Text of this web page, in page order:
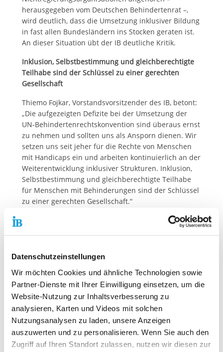
Datenschutzeinstellungen
Wir möchten Cookies und ähnliche Technologien sowie
Partner-Dienste mit Ihrer Einwilligung einsetzen, um die
Website-Nutzung zur Inhaltsverbesserung zu
analysieren, Karten und Videos mit solchen
Nutzungsanalysen zu laden, unsere Anzeigen
auszuwerten und zu personalisieren. Wenn Sie auch den
Zugriff auf Ihren Standort zulassen, nutzen wir diesen zur
herausgegeben vom Deutschen Behindertenrat –,
wird deutlich, dass die Umsetzung inklusiver Bildung
in fast allen Bundesländern ins Stocken geraten ist.
An dieser Situation übt der IB deutliche Kritik.
Inklusion, Selbstbestimmung und gleichberechtigte
Teilhabe sind der Schlüssel zu einer gerechten
Gesellschaft
Thiemo Fojkar, Vorstandsvorsitzender des IB, betont:
„Die aufgezeigten Defizite bei der Umsetzung der
UN-Behindertenrechtskonvention sind überaus ernst
zu nehmen und sollten uns als Ansporn dienen. Wir
setzen uns seit jeher für die Rechte von Menschen
mit Handicaps ein und arbeiten kontinuierlich an der
Weiterentwicklung inklusiver Strukturen. Inklusion,
Selbstbestimmung und gleichberechtigte Teilhabe
für Menschen mit Behinderungen sind der Schlüssel
zu einer gerechten Gesellschaft.“
Das Deutsche Institut für Menschenrechte
bemängelt vor allem das stark ausgebaute System
sich zum Beispiel in der schulischen Bildung oder in
der Beschäftigung in Werkstätten. Hier ist
insbesondere die Berücksichtigung des Wunsch- und
Wahlrechts von Menschen mit Behinderungen
wichtig, welches das Kernstück der Inklusion
darstellt. Das bedeutet konkret das Recht, sich
Schule, Arbeit und Arbeitsstätte, Wohnung und
Wohnort, Freizeit und Hobbies frei und
selbstbestimmt aussuchen zu können, wie jeder